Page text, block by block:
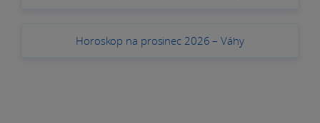
Horoskop na prosinec 2026 – Váhy